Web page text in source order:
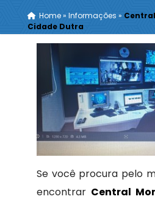
Home» Informações »
Cidade Dutra
Se você procura pelo
encontrar Central